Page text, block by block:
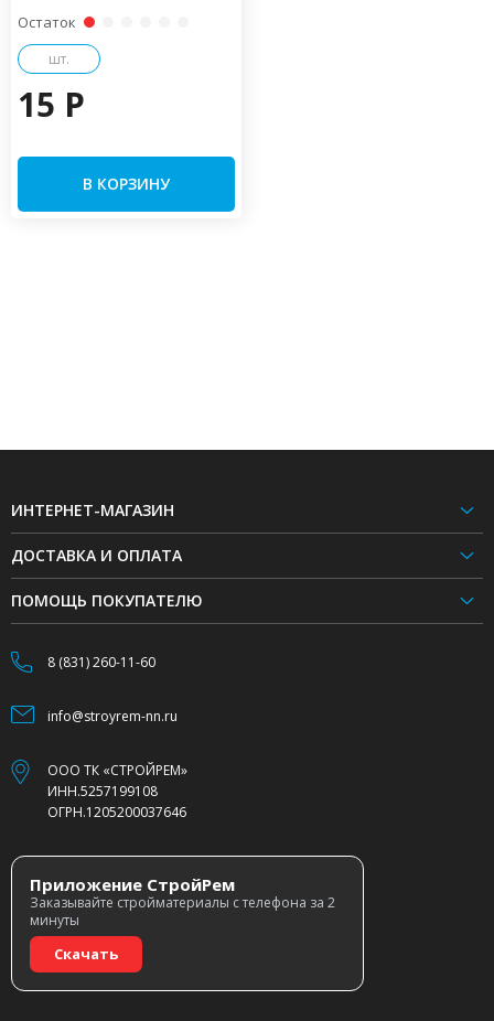
Остаток
шт.
15 P
В КОРЗИНУ
ИНТЕРНЕТ-МАГАЗИН
ДОСТАВКА И ОПЛАТА
ПОМОЩЬ ПОКУПАТЕЛЮ
8 (831) 260-11-60
info@stroyrem-nn.ru
ООО ТК «СТРОЙРЕМ»
ИНН.5257199108
ОГРН.1205200037646
Приложение СтройРем
Заказывайте стройматериалы с телефона за 2
минуты
Скачать